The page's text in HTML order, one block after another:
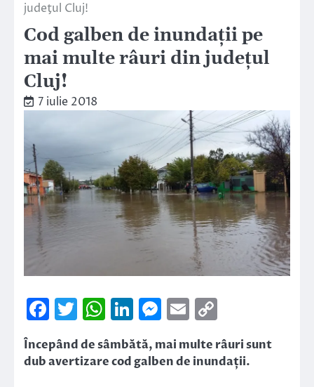
judeţul Cluj!
Cod galben de inundaţii pe
mai multe râuri din judeţul
Cluj!
7 iulie 2018
Facebook
Twitter
WhatsApp
LinkedIn
Messenger
Email
Link
Începând de sâmbătă, mai multe râuri sunt
dub avertizare cod galben de inundații.